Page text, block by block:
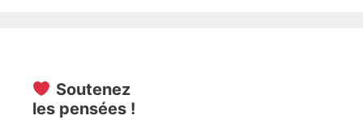
Soutenez
les pensées !